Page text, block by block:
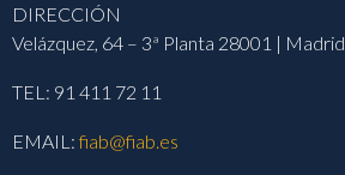
DIRECCIÓN
Velázquez, 64 – 3ª Planta 28001 | Madrid
TEL: 91 411 72 11
EMAIL:fiab@fiab.es